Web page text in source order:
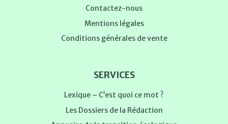
Contactez-nous
Mentions légales
Conditions générales de vente
SERVICES
Lexique – C’est quoi ce mot ?
Les Dossiers de la Rédaction